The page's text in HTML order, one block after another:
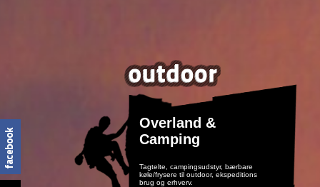
Overland &
Camping
Tagtelte, campingsudstyr, bærbare
køle/frysere til outdoor, ekspeditions
brug og erhverv.